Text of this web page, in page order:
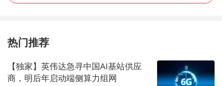
热门推荐
【独家】英伟达急寻中国AI基站供应
商，明后年启动端侧算力组网